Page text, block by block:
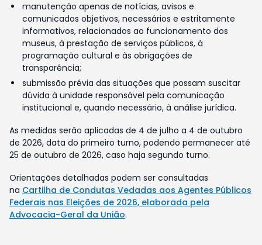
manutenção apenas de notícias, avisos e
comunicados objetivos, necessários e estritamente
informativos, relacionados ao funcionamento dos
museus, à prestação de serviços públicos, à
programação cultural e às obrigações de
transparência;
submissão prévia das situações que possam suscitar
dúvida à unidade responsável pela comunicação
institucional e, quando necessário, à análise jurídica.
As medidas serão aplicadas de 4 de julho a 4 de outubro
de 2026, data do primeiro turno, podendo permanecer até
25 de outubro de 2026, caso haja segundo turno.
Orientações detalhadas podem ser consultadas
na Cartilha de Condutas Vedadas aos Agentes Públicos
Federais nas Eleições de 2026, elaborada pela
Advocacia-Geral da União.